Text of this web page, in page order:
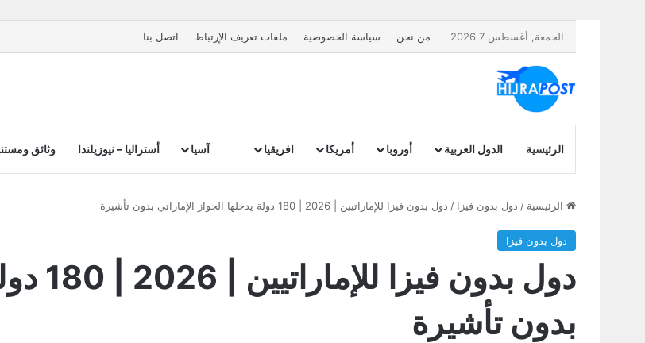
الجمعة, أغسطس 7 2026 من نحن سياسة الخصوصية ملفات تعريف الإرتباط اتصل بنا
الرئيسية الدول العربية أوروبا أمريكا افريقيا آسيا أستراليا – نيوزيلندا وثائق
الرئيسية / دول بدون فيزا / دول بدون فيزا للإماراتيين | 2026 | 180 دولة يدخلها الجواز الإماراتي بدون تأشيرة
دول بدون فيزا
دول
بدون تأشيرة